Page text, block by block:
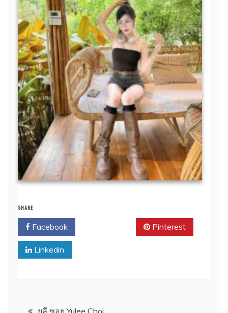
SHARE
Facebook Pinterest
Linkedin
แนะแนว
ยูลี ซอย Yulee Choi